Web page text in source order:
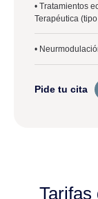
• Tratamientos
Terapéutica
•
Pide tu cita
Tarifas